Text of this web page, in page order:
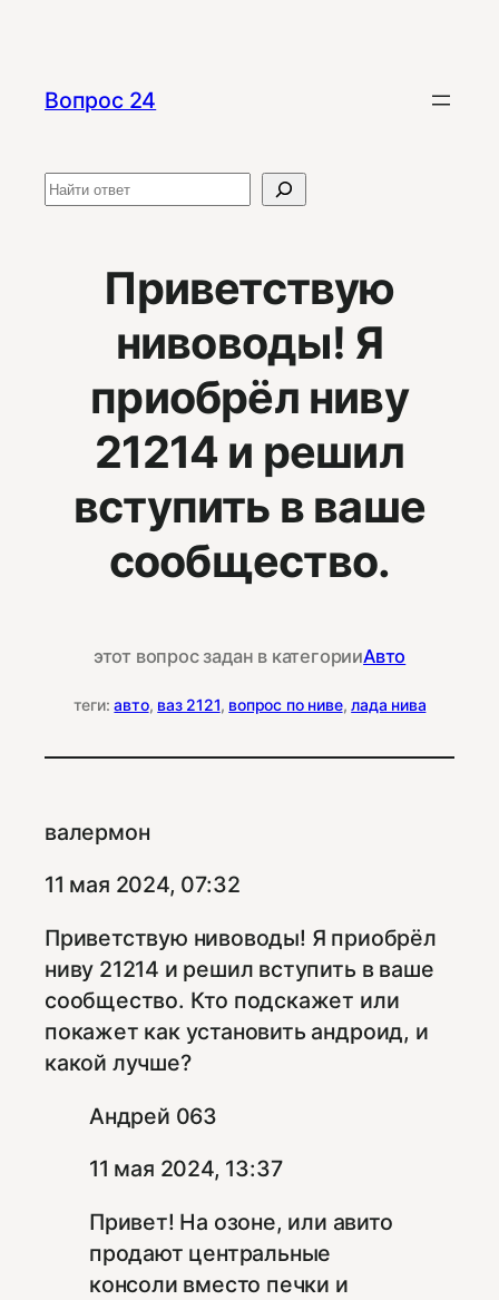
содержимому
Вопрос 24
Поиск
Приветствую
нивоводы! Я
приобрёл ниву
21214 и решил
вступить в ваше
сообщество.
этот вопрос задан в категорииАвто
теги:авто, ваз 2121, вопрос по ниве, лада нива
валермон
11 мая 2024, 07:32
Приветствую нивоводы! Я приобрёл
ниву 21214 и решил вступить в ваше
сообщество. Кто подскажет или
покажет как установить андроид, и
какой лучше?
Андрей 063
11 мая 2024, 13:37
Привет! На озоне, или авито
продают центральные
консоли вместо печки и